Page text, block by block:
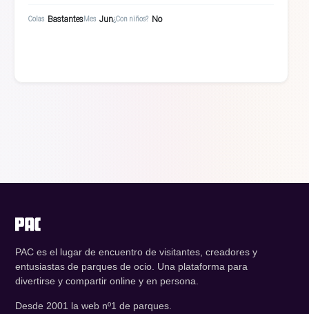
Colas BastantesMes Jun¿Con niños? No
PAC es el lugar de encuentro de visitantes, creadores y
entusiastas de parques de ocio. Una plataforma para
divertirse y compartir online y en persona.
Desde 2001 la web nº1 de parques.